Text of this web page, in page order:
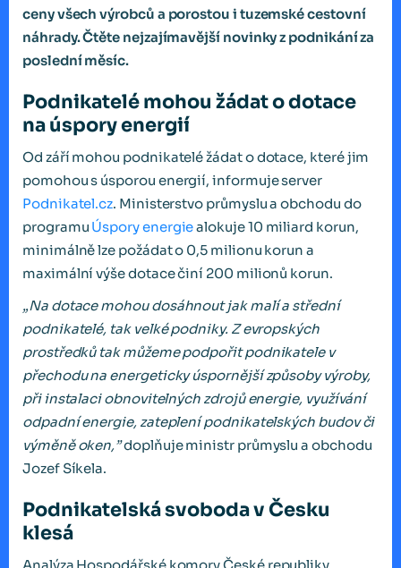
ceny všech výrobců a porostou i tuzemské cestovní
náhrady. Čtěte nejzajímavější novinky z podnikání za
poslední měsíc.
Podnikatelé mohou žádat o dotace
na úspory energií
Od září mohou podnikatelé žádat o dotace, které jim
pomohou s úsporou energií, informuje server
Podnikatel.cz. Ministerstvo průmyslu a obchodu do
programu Úspory energiealokuje 10 miliard korun,
minimálně lze požádat o 0,5 milionu korun a
maximální výše dotace činí 200 milionů korun.
„Na dotace mohou dosáhnout jak malí a střední
podnikatelé, tak velké podniky. Z evropských
prostředků tak můžeme podpořit podnikatele v
přechodu na energeticky úspornější způsoby výroby,
při instalaci obnovitelných zdrojů energie, využívání
odpadní energie, zateplení podnikatelských budov či
výměně oken,”doplňuje ministr průmyslu a obchodu
Jozef Síkela.
Podnikatelská svoboda v Česku
klesá
Analýza Hospodářské komory České republiky